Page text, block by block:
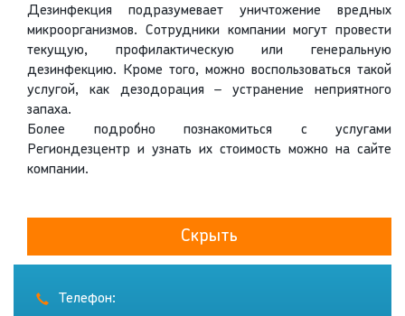
Дезинфекция подразумевает уничтожение вредных
микроорганизмов. Сотрудники компании могут провести
текущую, профилактическую или генеральную
дезинфекцию. Кроме того, можно воспользоваться такой
услугой, как дезодорация – устранение неприятного
запаха.
Более подробно познакомиться с услугами
Региондезцентр и узнать их стоимость можно на сайте
компании.
Скрыть
Телефон: